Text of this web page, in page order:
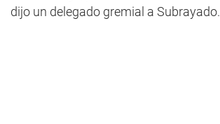
dijo un delegado gremial a Subrayado.